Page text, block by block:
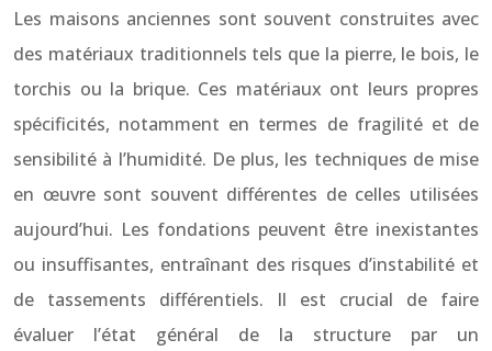
Les maisons anciennes sont souvent construites avec
des matériaux traditionnels tels que la pierre, le bois, le
torchis ou la brique. Ces matériaux ont leurs propres
spécificités, notamment en termes de fragilité et de
sensibilité à l’humidité. De plus, les techniques de mise
en œuvre sont souvent différentes de celles utilisées
aujourd’hui. Les fondations peuvent être inexistantes
ou insuffisantes, entraînant des risques d’instabilité et
de tassements différentiels. Il est crucial de faire
évaluer l’état général de la structure par un